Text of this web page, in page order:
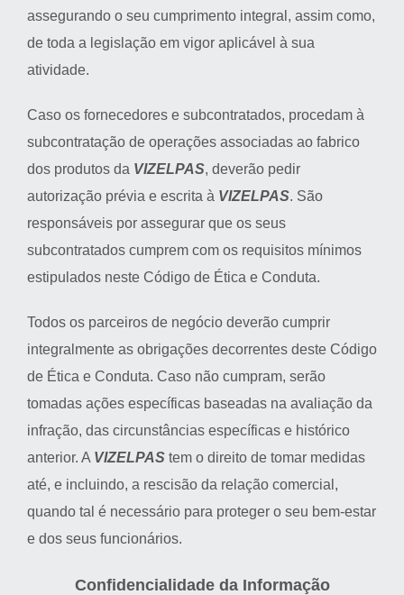
assegurando o seu cumprimento integral, assim como,
de toda a legislação em vigor aplicável à sua
atividade.
Caso os fornecedores e subcontratados, procedam à
subcontratação de operações associadas ao fabrico
dos produtos da VIZELPAS, deverão pedir
autorização prévia e escrita à VIZELPAS. São
responsáveis por assegurar que os seus
subcontratados cumprem com os requisitos mínimos
estipulados neste Código de Ética e Conduta.
Todos os parceiros de negócio deverão cumprir
integralmente as obrigações decorrentes deste Código
de Ética e Conduta. Caso não cumpram, serão
tomadas ações específicas baseadas na avaliação da
infração, das circunstâncias específicas e histórico
anterior. A VIZELPAStem o direito de tomar medidas
até, e incluindo, a rescisão da relação comercial,
quando tal é necessário para proteger o seu bem-estar
e dos seus funcionários.
Confidencialidade da Informação